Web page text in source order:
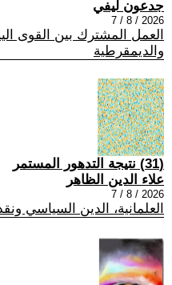
جدعون ليفي
2026 / 8 / 7
العمل المشترك بين القوى
والديمقرطية
(31) نتيجة التدهور المستمر
علاء الدين الظاهر
2026 / 8 / 7
العلمانية، الدين السياسي